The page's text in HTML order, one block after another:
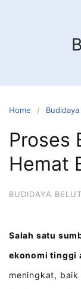
Home
Proses
Hemat
BUDIDAYA BELUT
Salah satu
ekonomi tinggi
meningkat, baik